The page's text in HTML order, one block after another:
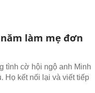
làm mẹ đơn
tình cờ hội ngộ anh Minh
Họ kết nối lại và viết tiếp